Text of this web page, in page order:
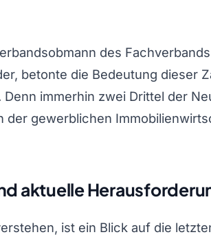
des
betonte die Bedeutung dieser
immerhin zwei Drittel der
der gewerblichen
aktuelle
ist ein Blick auf die